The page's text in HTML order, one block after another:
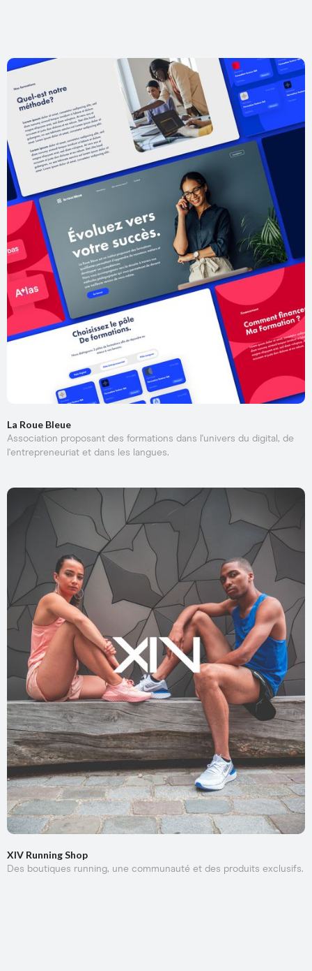
La Roue Bleue
Association proposant des formations dans l'univers du digital, de
l'entrepreneuriat et dans les langues.
XIV Running Shop
Des boutiques running, une communauté et des produits exclusifs.